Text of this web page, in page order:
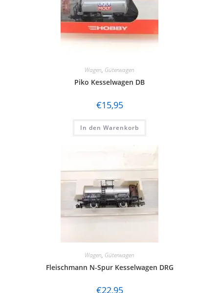
Wagen, Güterwagen
Piko Kesselwagen DB
€15,95
In den Warenkorb
Wagen, Güterwagen
Fleischmann N-Spur Kesselwagen DRG
€22,95